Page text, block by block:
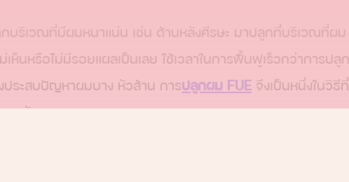
บริเวณที่มีผมหนาแน่น เช่น ด้านหลังศีรษะ มาปลูกที่บริเวณที่ผม
นหรือไม่มีรอยแผลเป็นเลย ใช้เวลาในการฟื้นฟูเร็วกว่าการปลูก
ระสบปัญหาผมบาง หัวล้าน การปลูกผม FUE จึงเป็นหนึ่งในวิธีที่
ๆ กัน